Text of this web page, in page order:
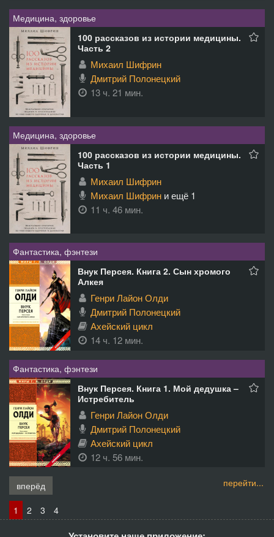
Медицина, здоровье
100 рассказов из истории медицины.
Часть 2
Михаил Шифрин
Дмитрий Полонецкий
13 ч. 21 мин.
Медицина, здоровье
100 рассказов из истории медицины.
Часть 1
Михаил Шифрин
Михаил Шифрин и ещё 1
11 ч. 46 мин.
Фантастика, фэнтези
Внук Персея. Книга 2. Сын хромого
Алкея
Генри Лайон Олди
Дмитрий Полонецкий
Ахейский цикл
14 ч. 12 мин.
Фантастика, фэнтези
Внук Персея. Книга 1. Мой дедушка –
Истребитель
Генри Лайон Олди
Дмитрий Полонецкий
Ахейский цикл
12 ч. 56 мин.
перейти...
вперёд
1
2 3 4